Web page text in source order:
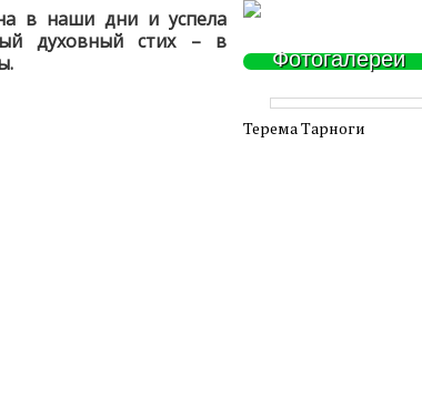
в наши дни и успела
духовный стих – в
Фотогалереи
Терема Тарноги